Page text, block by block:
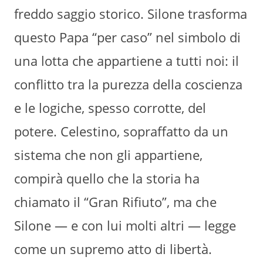
freddo saggio storico. Silone trasforma
questo Papa “per caso” nel simbolo di
una lotta che appartiene a tutti noi: il
conflitto tra la purezza della coscienza
e le logiche, spesso corrotte, del
potere. Celestino, sopraffatto da un
sistema che non gli appartiene,
compirà quello che la storia ha
chiamato il “Gran Rifiuto”, ma che
Silone — e con lui molti altri — legge
come un supremo atto di libertà.